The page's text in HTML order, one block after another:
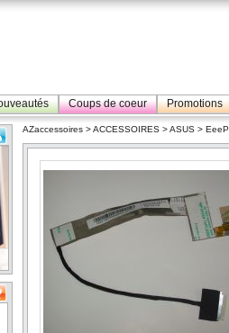
Coups de coeur Promotions
AZaccessoires >ACCESSOIRES >ASUS >